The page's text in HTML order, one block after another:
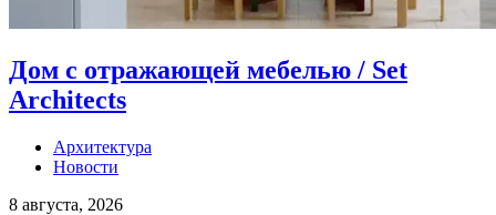
Дом с отражающей мебелью / Set
Architects
Архитектура
Новости
8 августа, 2026